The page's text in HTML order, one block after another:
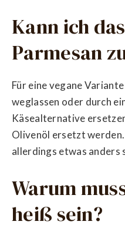
Kann ich
Parmesan
Für eine vegane
weglassen oder durch
Käsealternative
Olivenöl ersetzt
allerdings etwas anders
Warum
heiß sein?